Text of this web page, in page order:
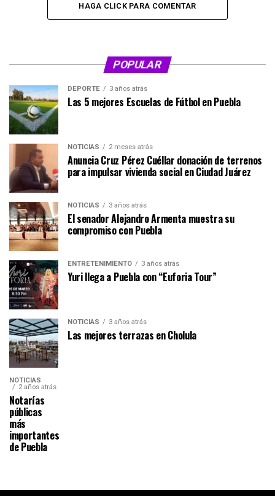
HAGA CLICK PARA COMENTAR
POPULAR
DEPORTE 3 años atrás
Las 5 mejores Escuelas de Fútbol en Puebla
NOTICIAS 2 meses atrás
Anuncia Cruz Pérez Cuéllar donación de terrenos
para impulsar vivienda social en Ciudad Juárez
NOTICIAS 3 años atrás
El senador Alejandro Armenta muestra su
compromiso con Puebla
ENTRETENIMIENTO 3 años atrás
Yuri llega a Puebla con “Euforia Tour”
NOTICIAS 3 años atrás
Las mejores terrazas en Cholula
NOTICIAS
2 años atrás
Notarías
públicas
más
importantes
de Puebla